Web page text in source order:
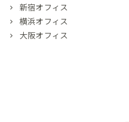
新宿オフィス
横浜オフィス
大阪オフィス